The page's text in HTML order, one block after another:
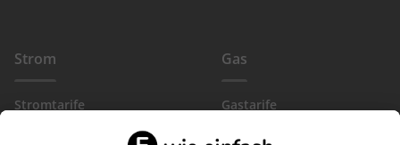
Strom
Stromtarife
Gas
Gastarife